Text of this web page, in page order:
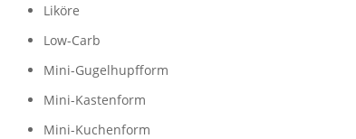
Liköre
Low-Carb
Mini-Gugelhupfform
Mini-Kastenform
Mini-Kuchenform